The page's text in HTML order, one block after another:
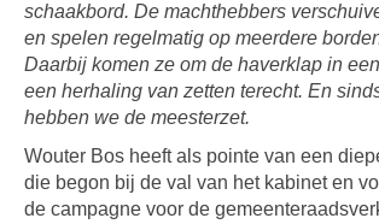
schaakbord. De machthebbers
en spelen regelmatig op meerdere
Daarbij komen ze om de haverklap in
een herhaling van zetten terecht. En
hebben we de meesterzet.
Wouter Bos heeft als pointe van een
die begon bij de val van het kabinet en
de campagne voor de